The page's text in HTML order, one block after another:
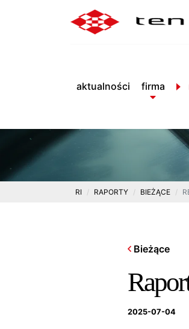
aktualności firma
RI RAPORTY BIEŻĄCE
Bieżące
2025-07-04